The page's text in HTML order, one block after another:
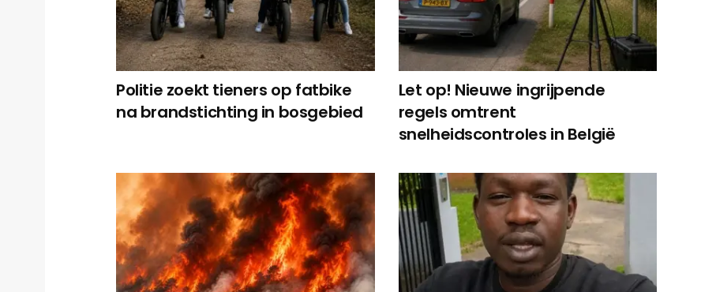
Politie zoekt tieners op fatbike
na brandstichting in bosgebied
Let op! Nieuwe ingrijpende
regels omtrent
snelheidscontroles in België